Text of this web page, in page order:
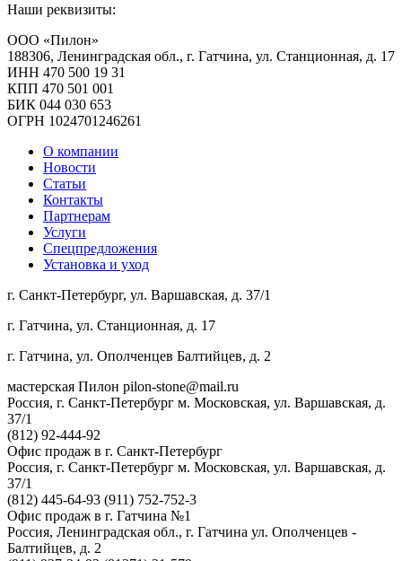
Наши реквизиты:
ООО «Пилон»
188306, Ленинградская обл., г. Гатчина, ул. Станционная, д. 17
ИНН 470 500 19 31
КПП 470 501 001
БИК 044 030 653
ОГРН 1024701246261
О компании
Новости
Статьи
Контакты
Партнерам
Услуги
Спецпредложения
Установка и уход
г. Санкт-Петербург, ул. Варшавская, д. 37/1
г. Гатчина, ул. Станционная, д. 17
г. Гатчина, ул. Ополченцев Балтийцев, д. 2
мастерская Пилон pilon-stone@mail.ru
Россия, г. Санкт-Петербург м. Московская, ул. Варшавская, д.
37/1
(812) 92-444-92
Офис продаж в г. Санкт-Петербург
Россия, г. Санкт-Петербург м. Московская, ул. Варшавская, д.
37/1
(812) 445-64-93 (911) 752-752-3
Офис продаж в г. Гатчина №1
Россия, Ленинградская обл., г. Гатчина ул. Ополченцев -
Балтийцев, д. 2